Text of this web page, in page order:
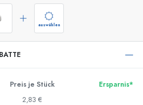
auswählen
Preis je Stück
Ersparnis*
2,83 €